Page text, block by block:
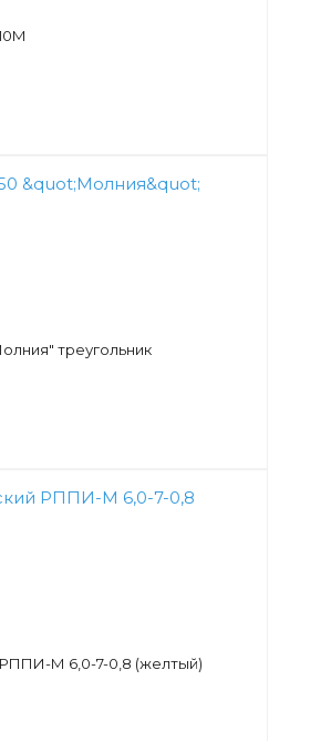
треугольник
М 6,0-7-0,8 (желтый)